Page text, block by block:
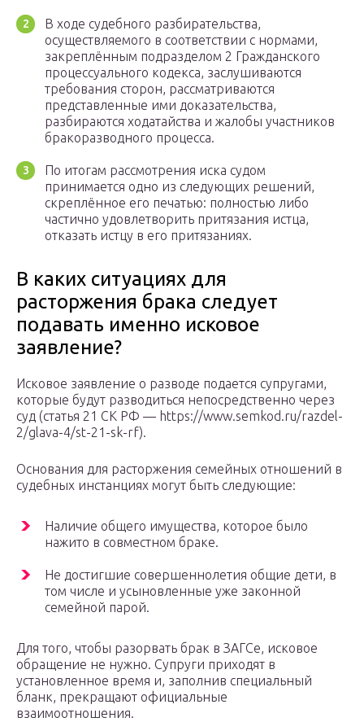
В ходе судебного разбирательства,
осуществляемого в соответствии с нормами,
закреплённым подразделом 2 Гражданского
процессуального кодекса, заслушиваются
требования сторон, рассматриваются
представленные ими доказательства,
разбираются ходатайства и жалобы участников
бракоразводного процесса.
По итогам рассмотрения иска судом
принимается одно из следующих решений,
скреплённое его печатью: полностью либо
частично удовлетворить притязания истца,
отказать истцу в его притязаниях.
В каких ситуациях для
расторжения брака следует
подавать именно исковое
заявление?
Исковое заявление о разводе подается супругами,
которые будут разводиться непосредственно через
суд (статья 21 СК РФ — https://www.semkod.ru/razdel-
2/glava-4/st-21-sk-rf).
Основания для расторжения семейных отношений в
судебных инстанциях могут быть следующие:
Наличие общего имущества, которое было
нажито в совместном браке.
Не достигшие совершеннолетия общие дети, в
том числе и усыновленные уже законной
семейной парой.
Для того, чтобы разорвать брак в ЗАГСе, исковое
обращение не нужно. Супруги приходят в
установленное время и, заполнив специальный
бланк, прекращают официальные
взаимоотношения.